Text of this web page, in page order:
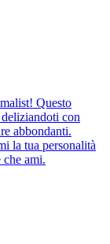
Questo
con
abbondanti.
la tua personalità
che ami.